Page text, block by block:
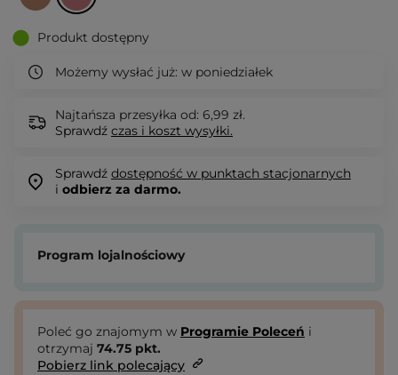
Produkt dostępny
Możemy wysłać już: w poniedziałek
Najtańsza przesyłka od: 6,99 zł.
Sprawdź czas i koszt wysyłki.
Sprawdź dostępność w punktach stacjonarnych
i odbierz za darmo.
Program lojalnościowy
Poleć go znajomym w Programie Poleceń i
otrzymaj 74.75 pkt.
Pobierz link polecający